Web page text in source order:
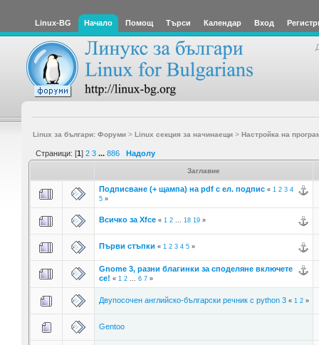
Linux-BG Начало Помощ Търси Календар Вход
Linux за българи: Форуми> Linux секция за начинаещи> Настройка на
Страници: [1] 2 3 ... 886 Надолу
Заглавие
Подписване (+ щампа) на pdf с ел. подпис « 1 2 3 4
5»
Всичко за Xfce « 1 2... 18 19»
Първи стъпки « 1 2 3 4 5»
Gnome 3, разни благинки за споделяне включете
се! « 1 2... 6 7»
Двупосочен английско-български речник с python 3 « 1 2»
Gentoo